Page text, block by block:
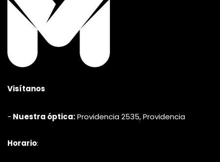
Visítanos
- Nuestra óptica:Providencia 2535, Providencia
Horario: